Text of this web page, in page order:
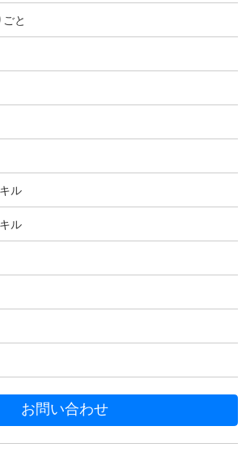
万能ＩＴ研究所
電子工作
3月31日
工作
Piで電光掲示板を作る
示板」です。 もちろん、画像のものは、新
す。 この記事では、Ra […]
、社内のコンピュータ関係のヘルプをして
と
ル
ル
お問い合わせ